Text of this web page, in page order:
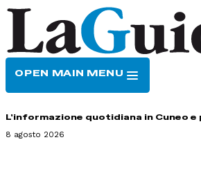
OPEN MAIN MENU
L'informazione quotidiana in Cuneo e
8 agosto 2026